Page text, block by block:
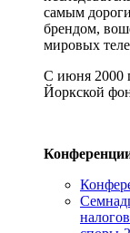
самым
брендом,
мировых
С июня 2000
Йоркской